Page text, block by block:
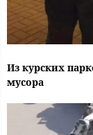
Из курских
мусора